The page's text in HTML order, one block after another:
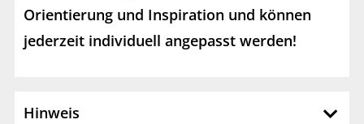
Orientierung und Inspiration und können
jederzeit individuell angepasst werden!
Hinweis